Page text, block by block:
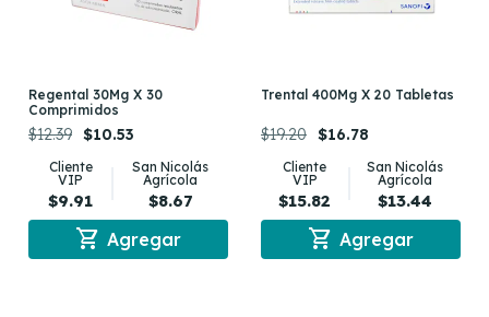
Regental 30Mg X 30
Comprimidos
$12.39 $10.53
Cliente
VIP
$9.91
San Nicolás
Agrícola
$8.67
shopping_cart Agregar
Trental 400Mg X 20 Tabletas
$19.20 $16.78
Cliente
VIP
$15.82
San Nicolás
Agrícola
$13.44
shopping_cart Agregar